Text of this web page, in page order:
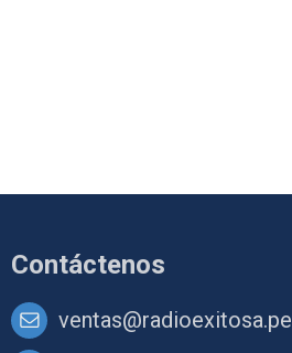
Contáctenos
ventas@radioexitosa.pe